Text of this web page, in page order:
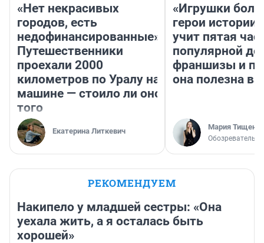
«Нет некрасивых
городов, есть
недофинансированные».
Путешественники
проехали 2000
километров по Уралу на
машине — стоило ли оно
того
Екатерина Литкевич
«Игрушки
герои
учит пятая
популярной
франшизы и
она полезна
Мария Тищенко
Обозреватель
РЕКОМЕНДУЕМ
Накипело у младшей сестры: «Она
уехала жить, а я осталась быть
хорошей»